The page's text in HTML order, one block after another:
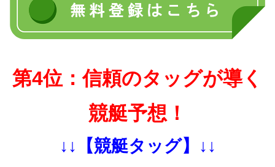
第4位：信頼のタッグが導く
競艇予想！
↓↓【競艇タッグ】↓↓